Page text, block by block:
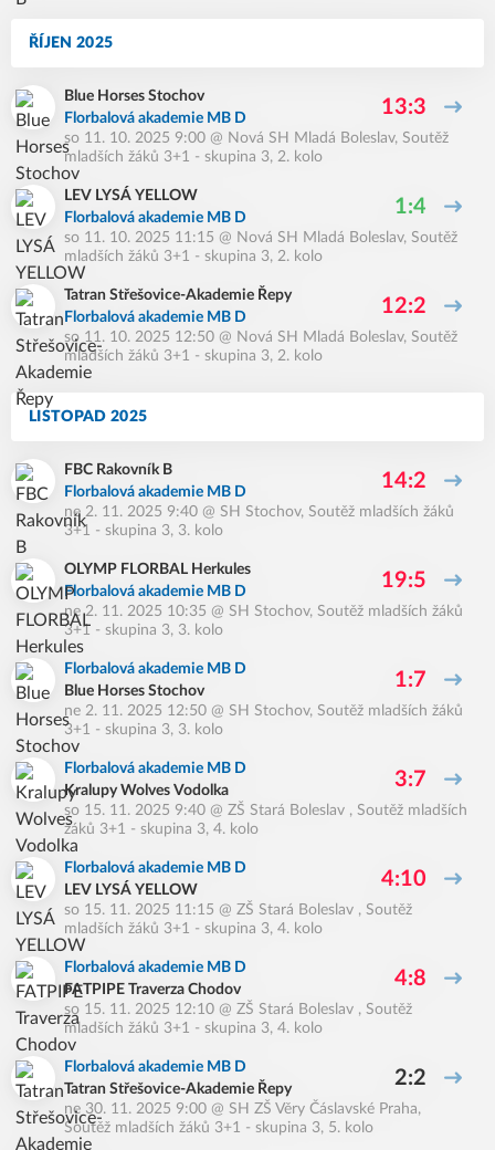
ŘÍJEN 2025
Blue Horses Stochov
Florbalová akademie MB D
13:3
so 11. 10. 2025 9:00 @ Nová SH Mladá Boleslav, Soutěž
mladších žáků 3+1 - skupina 3, 2. kolo
LEV LYSÁ YELLOW
Florbalová akademie MB D
1:4
so 11. 10. 2025 11:15 @ Nová SH Mladá Boleslav, Soutěž
mladších žáků 3+1 - skupina 3, 2. kolo
Tatran Střešovice-Akademie Řepy
Florbalová akademie MB D
12:2
so 11. 10. 2025 12:50 @ Nová SH Mladá Boleslav, Soutěž
mladších žáků 3+1 - skupina 3, 2. kolo
LISTOPAD 2025
FBC Rakovník B
Florbalová akademie MB D
14:2
ne 2. 11. 2025 9:40 @ SH Stochov, Soutěž mladších žáků
3+1 - skupina 3, 3. kolo
OLYMP FLORBAL Herkules
Florbalová akademie MB D
19:5
ne 2. 11. 2025 10:35 @ SH Stochov, Soutěž mladších žáků
3+1 - skupina 3, 3. kolo
Florbalová akademie MB D
Blue Horses Stochov
1:7
ne 2. 11. 2025 12:50 @ SH Stochov, Soutěž mladších žáků
3+1 - skupina 3, 3. kolo
Florbalová akademie MB D
Kralupy Wolves Vodolka
3:7
so 15. 11. 2025 9:40 @ ZŠ Stará Boleslav , Soutěž mladších
žáků 3+1 - skupina 3, 4. kolo
Florbalová akademie MB D
LEV LYSÁ YELLOW
4:10
so 15. 11. 2025 11:15 @ ZŠ Stará Boleslav , Soutěž
mladších žáků 3+1 - skupina 3, 4. kolo
Florbalová akademie MB D
FATPIPE Traverza Chodov
4:8
so 15. 11. 2025 12:10 @ ZŠ Stará Boleslav , Soutěž
mladších žáků 3+1 - skupina 3, 4. kolo
Florbalová akademie MB D
Tatran Střešovice-Akademie Řepy
2:2
ne 30. 11. 2025 9:00 @ SH ZŠ Věry Čáslavské Praha,
Soutěž mladších žáků 3+1 - skupina 3, 5. kolo